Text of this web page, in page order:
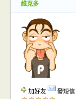
維克多
加好友 發短信